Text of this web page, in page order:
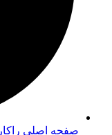
صفحه اصلی راکار